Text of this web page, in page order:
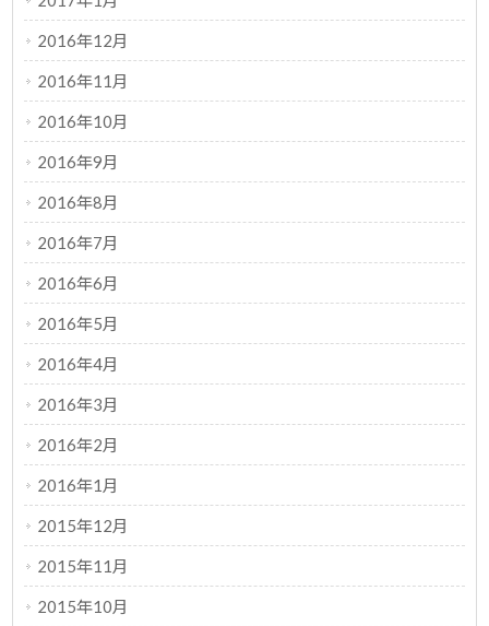
2016年12月
2016年11月
2016年10月
2016年9月
2016年8月
2016年7月
2016年6月
2016年5月
2016年4月
2016年3月
2016年2月
2016年1月
2015年12月
2015年11月
2015年10月